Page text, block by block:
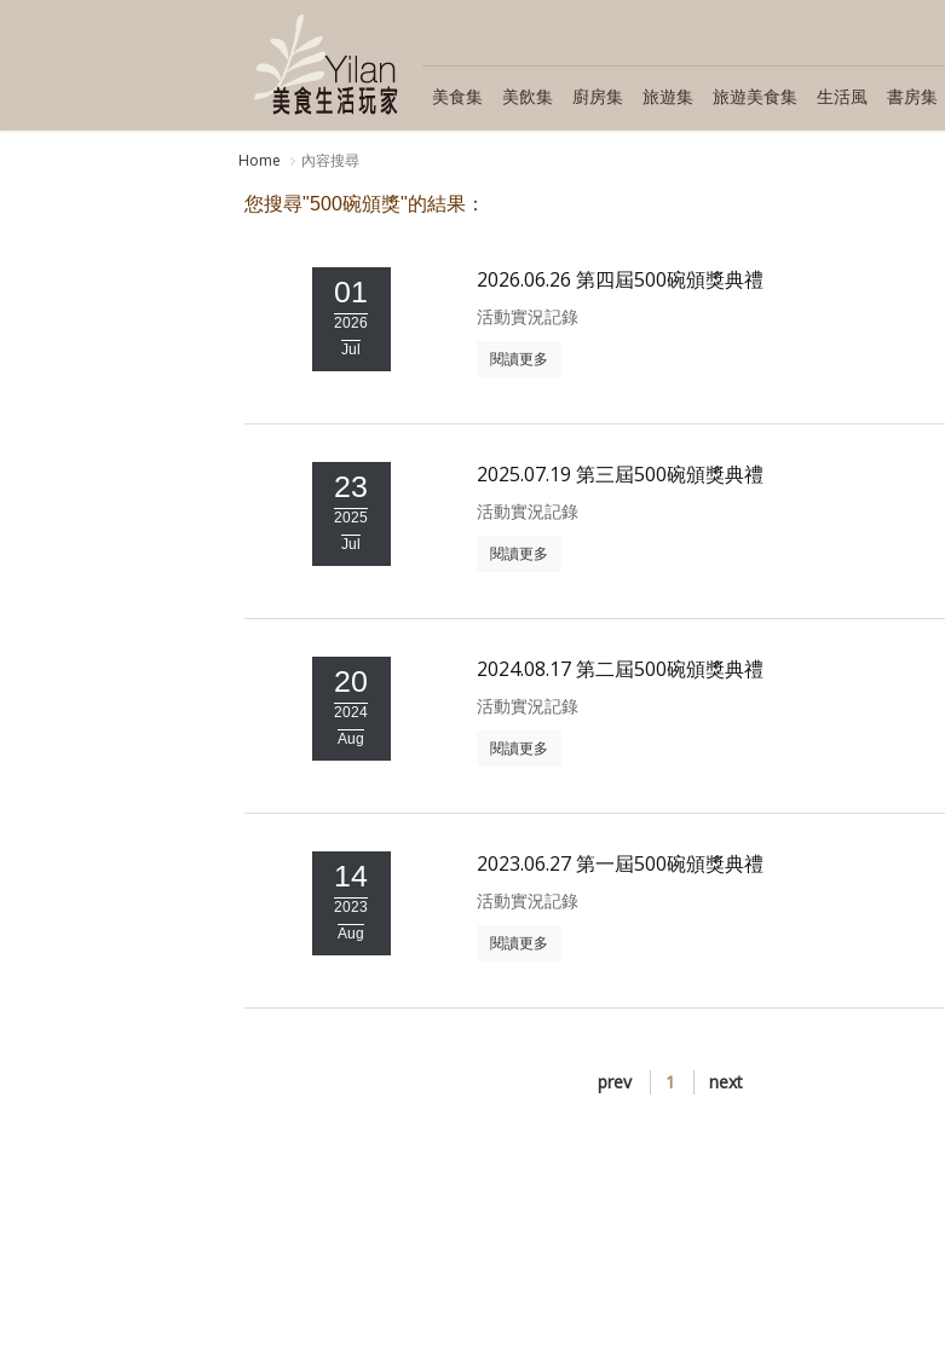
美食集 美飲集 廚房集 旅遊集 旅遊美食集 生活風 書房集
Home 內容搜尋
您搜尋"500碗頒獎"的結果：
01
2026
Jul
2026.06.26 第四屆500碗頒獎典禮
活動實況記錄
閱讀更多
23
2025
Jul
2025.07.19 第三屆500碗頒獎典禮
活動實況記錄
閱讀更多
20
2024
Aug
2024.08.17 第二屆500碗頒獎典禮
活動實況記錄
閱讀更多
14
2023
Aug
2023.06.27 第一屆500碗頒獎典禮
活動實況記錄
閱讀更多
prev 1 next